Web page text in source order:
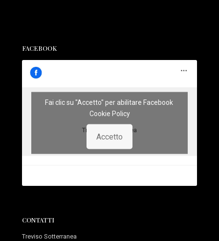
FACEBOOK
Treviso Sotterranea
Fai clic su "Accetto" per abilitare Facebook
Cookie Policy
Accetto
CONTATTI
Treviso Sotterranea